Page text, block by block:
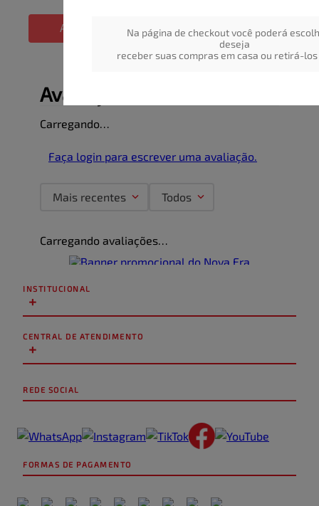
Na página de checkout você poderá
deseja
receber suas compras em casa ou retirá-
ADICIONAR ADICIONAR
Avaliações
Carregando…
Faça login para escrever uma avaliação.
Mais recentes Todos
Carregando avaliações…
INSTITUCIONAL
+
CENTRAL DE ATENDIMENTO
+
REDE SOCIAL
FORMAS DE PAGAMENTO